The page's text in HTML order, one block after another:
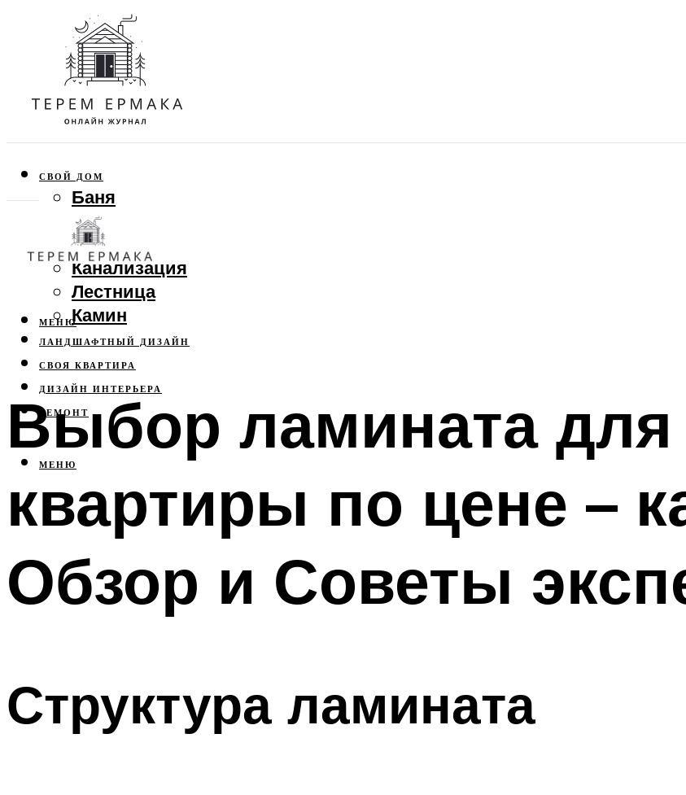
СВОЙ ДОМ
Баня
Веранда
Забор
Канализация
Лестница
Камин
ЛАНДШАФТНЫЙ ДИЗАЙН
СВОЯ КВАРТИРА
ДИЗАЙН ИНТЕРЬЕРА
РЕМОНТ
МЕНЮ
МЕНЮ
Выбор ламината
квартиры по цене –
Обзор и Советы
Структура ламината